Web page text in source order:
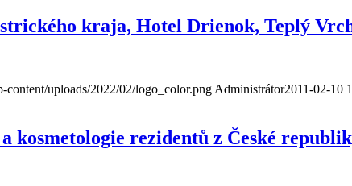
kraja, Hotel Drienok, Teplý
content/uploads/2022/02/logo_color.png Administrátor2011-02-10
rezidentů z České